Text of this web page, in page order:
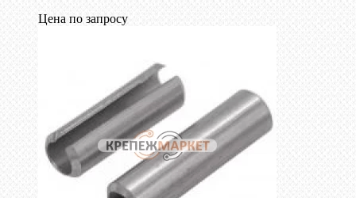
Цена по запросу